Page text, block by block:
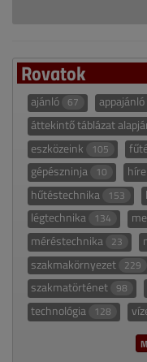
Rovatok
ajánló 67 appajánló
áttekintő táblázat
eszközeink 105
gépészninja 10
hűtéstechnika 153
légtechnika 134
méréstechnika 23
szakmakörnyezet 229
szakmatörténet 98
technológia 128